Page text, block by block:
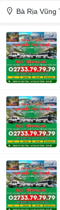
Bà Rịa Vũng